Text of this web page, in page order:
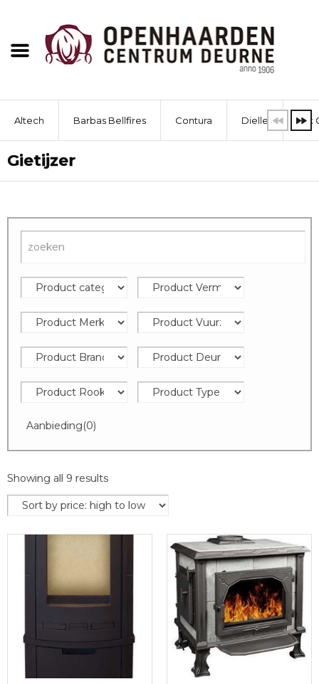
Altech Barbas Bellfires Contura Dielle Dik
Gietijzer
Aanbieding(0)
Showing all 9 results